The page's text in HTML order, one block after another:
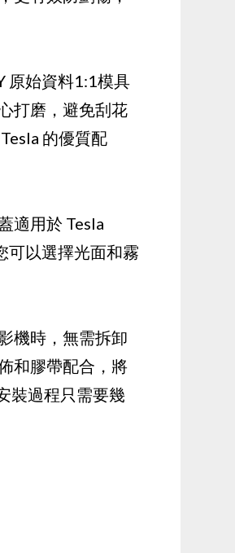
原始資料1:1模具
打磨，避免刮花
的優質配
適用於 Tesla
以選擇光面和霧
機時，無需拆卸
和膠帶配合，將
裝過程只需要幾